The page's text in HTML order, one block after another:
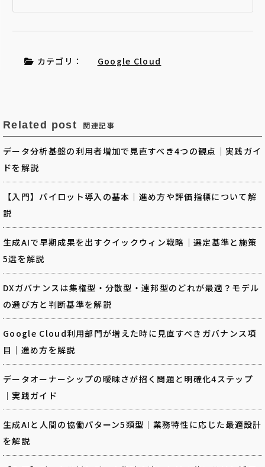
カテゴリ： Google Cloud
Related post 関連記事
データ分析基盤の利用者増加で見直すべき4つの観点｜実践ガイ
ドを解説
【入門】パイロット導入の基本｜進め方や評価指標について解
説
生成AIで早期成果を出すクイックウィン戦略｜選定基準と施策
5選を解説
DXガバナンスは集権型・分散型・連邦型のどれが最適？モデル
の選び方と判断基準を解説
Google Cloud利用部門が増えた時に見直すべきガバナンス項
目｜進め方を解説
データオーナーシップの曖昧さが招く問題と明確化4ステップ
｜実践ガイド
生成AIと人間の協働パターン5類型｜業務特性に応じた最適設計
を解説